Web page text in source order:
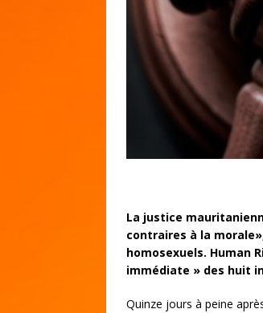
La justice
contraires à la
homosexuels. Human
immédiate » des huit
Quinze jours à peine